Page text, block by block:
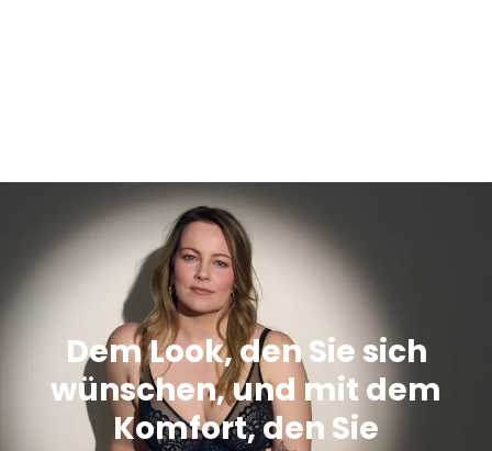
Dem Look, den Sie sich
wünschen, und mit dem
Komfort, den Sie